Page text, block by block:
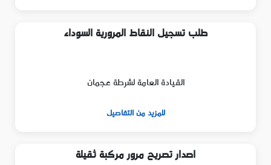
طلب تسجيل النقاط المرورية السوداء
القيادة العامة لشرطة عجمان
للمزيد من التفاصيل
اصدار تصريح مرور مركبة ثقيلة